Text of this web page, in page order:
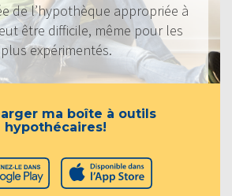
de l’hypothèque appropriée à
être difficile, même pour les
expérimentés.
ma boîte à outils
hypothécaires!